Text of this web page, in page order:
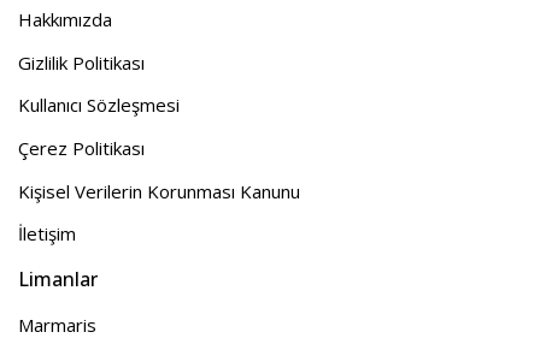
Hakkımızda
Gizlilik Politikası
Kullanıcı Sözleşmesi
Çerez Politikası
Kişisel Verilerin Korunması Kanunu
İletişim
Limanlar
Marmaris